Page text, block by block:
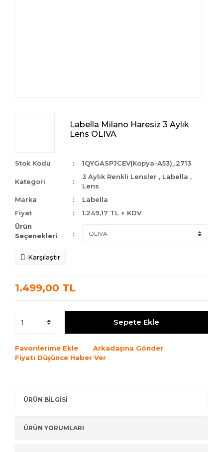
Labella Milano Haresiz 3 Aylık
Lens OLIVA
Stok Kodu 1QYGASPJCEV(Kopya-A53)_2713
Kategori
3 Aylık Renkli Lensler , Labella ,
Lens
Marka
Labella
Fiyat
1.249,17 TL + KDV
Ürün
Seçenekleri
Karşılaştır
1.499,00 TL
Sepete Ekle
Favorilerime Ekle
Arkadaşına Gönder
Fiyatı Düşünce Haber Ver
ÜRÜN BİLGİSİ
ÜRÜN YORUMLARI